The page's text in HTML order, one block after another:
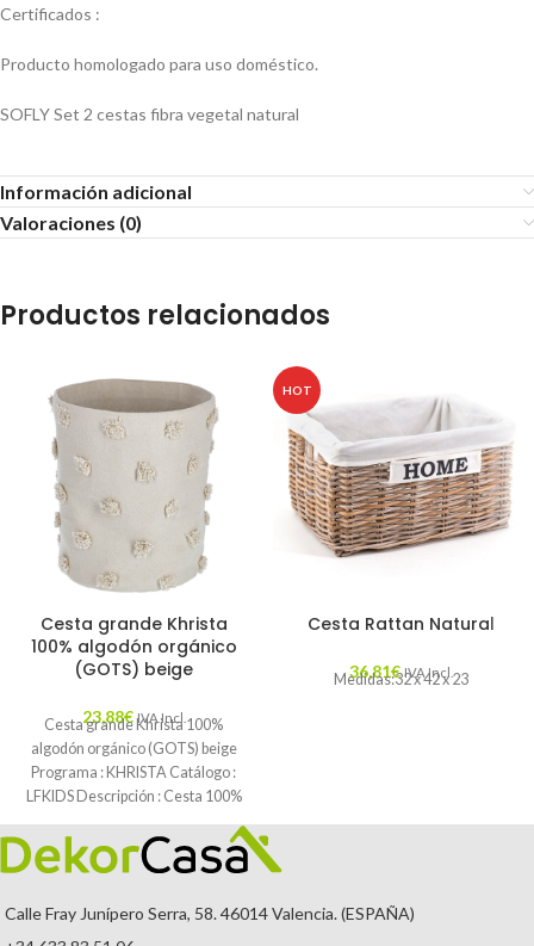
Certificados :
Producto homologado para uso doméstico.
SOFLY Set 2 cestas fibra vegetal natural
Información adicional
Valoraciones (0)
Productos relacionados
Cesta grande Khrista
100% algodón orgánico
(GOTS) beige
23,88€ IVA Incl.
Cesta grande Khrista 100%
algodón orgánico (GOTS) beige
Programa : KHRISTA Catálogo :
LFKIDS Descripción : Cesta 100%
de algodón
HOT
Cesta Rattan Natural
36,81€ IVA Incl.
Medidas:32 x 42 x 23
Calle Fray Junípero Serra, 58. 46014 Valencia. (ESPAÑA)